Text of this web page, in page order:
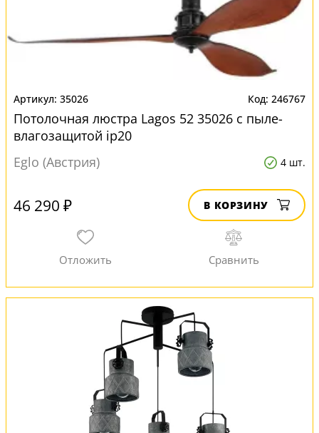
35026 246767
Потолочная люстра Lagos 52 35026 с пыле-
влагозащитой ip20
Eglo (Австрия)
4 шт.
46 290 ₽ В КОРЗИНУ